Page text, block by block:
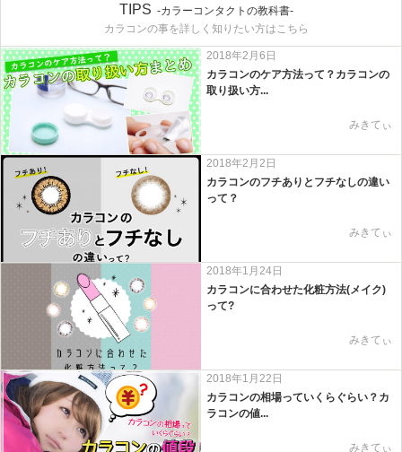
TIPS -カラーコンタクトの教科書-
カラコンの事を詳しく知りたい方はこちら
2018年2月6日
カラコンのケア方法って？カラコンの
取り扱い方...
みきてぃ
2018年2月2日
カラコンのフチありとフチなしの違い
って？
みきてぃ
2018年1月24日
カラコンに合わせた化粧方法(メイク)
って?
みきてぃ
2018年1月22日
カラコンの相場っていくらぐらい？カ
ラコンの値...
みきてぃ